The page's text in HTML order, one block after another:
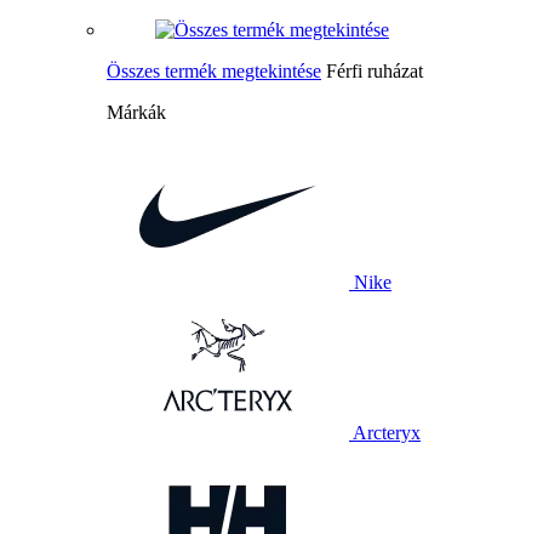
Összes termék megtekintése Férfi ruházat
Márkák
Nike
Arcteryx